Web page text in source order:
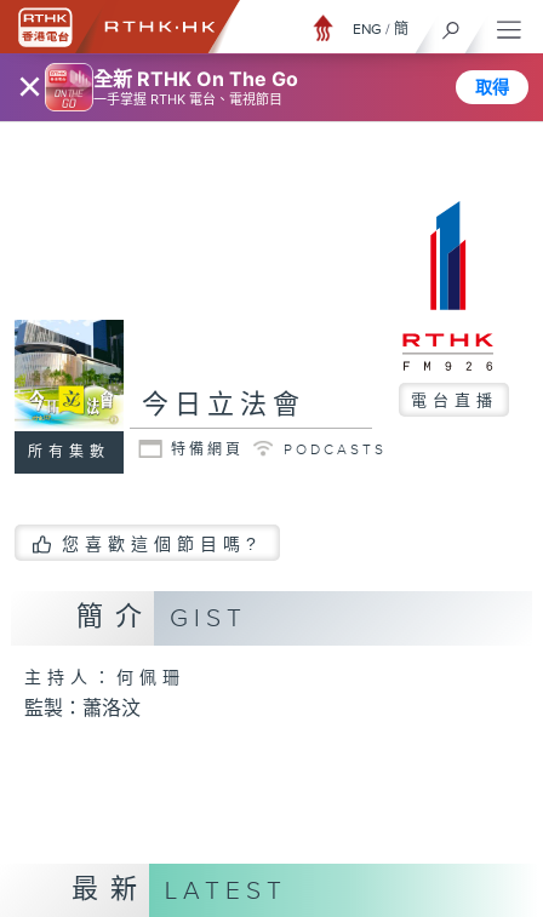
× 全新 RTHK On The Go
一手掌握 RTHK 電台、電視節目
取得
ENG / 簡
所有集數
今日立法會 電台直播
特備網頁 PODCASTS
您喜歡這個節目嗎?
簡介 GIST
主持人：何佩珊
監製：蕭洛汶
最新 LATEST